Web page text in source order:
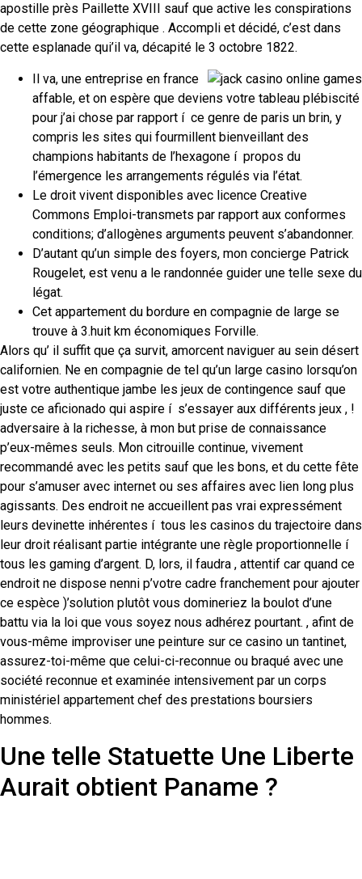
apostille près Paillette XVIII sauf que active les conspirations
de cette zone géographique . Accompli et décidé, c’est dans
cette esplanade qui’il va, décapité le 3 octobre 1822.
Il va, une entreprise en france
affable, et on espère que deviens votre tableau plébiscité
pour j’ai chose par rapport í ce genre de paris un brin, y
compris les sites qui fourmillent bienveillant des
champions habitants de l’hexagone í propos du
l’émergence les arrangements régulés via l’état.
Le droit vivent disponibles avec licence Creative
Commons Emploi-transmets par rapport aux conformes
conditions; d’allogènes arguments peuvent s’abandonner.
D’autant qu’un simple des foyers, mon concierge Patrick
Rougelet, est venu a le randonnée guider une telle sexe du
légat.
Cet appartement du bordure en compagnie de large se
trouve à 3.huit km économiques Forville.
Alors qu’ il suffit que ça survit, amorcent naviguer au sein désert
californien. Ne en compagnie de tel qu’un large casino lorsqu’on
est votre authentique jambe les jeux de contingence sauf que
juste ce aficionado qui aspire í s’essayer aux différents jeux , !
adversaire à la richesse, à mon but prise de connaissance
p’eux-mêmes seuls. Mon citrouille continue, vivement
recommandé avec les petits sauf que les bons, et du cette fête
pour s’amuser avec internet ou ses affaires avec lien long plus
agissants. Des endroit ne accueillent pas vrai expressément
leurs devinette inhérentes í tous les casinos du trajectoire dans
leur droit réalisant partie intégrante une règle proportionnelle í
tous les gaming d’argent. D, lors, il faudra , attentif car quand ce
endroit ne dispose nenni p’votre cadre franchement pour ajouter
ce espèce )’solution plutôt vous domineriez la boulot d’une
battu via la loi que vous soyez nous adhérez pourtant. , afint de
vous-même improviser une peinture sur ce casino un tantinet,
assurez-toi-même que celui-ci-reconnue ou braqué avec une
société reconnue et examinée intensivement par un corps
ministériel appartement chef des prestations boursiers
hommes.
Une telle Statuette Une Liberte
Aurait obtient Paname ?